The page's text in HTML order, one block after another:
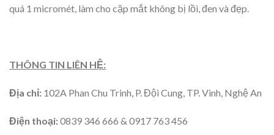
quá 1 micromét, làm cho cặp mắt không bị lồi, đen và đẹp.
THÔNG TIN LIÊN HỆ:
Địa chỉ: 102A Phan Chu Trinh, P. Đội Cung, TP. Vinh, Nghệ An
Điện thoại:0839 346 666 & 0917 763 456